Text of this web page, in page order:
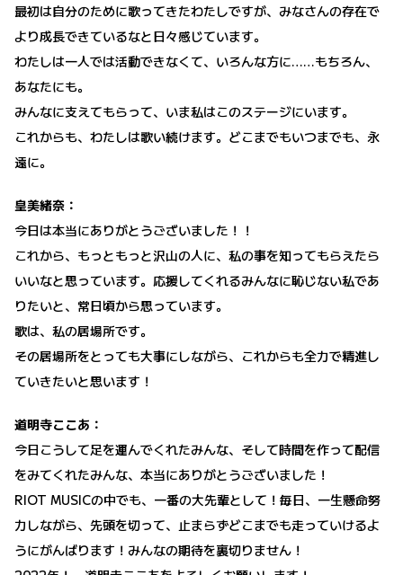
最初は自分のために歌ってきたわたしですが、みなさんの存在で
より成長できているなと日々感じています。
わたしは一人では活動できなくて、いろんな方に……もちろん、
あなたにも。
みんなに支えてもらって、いま私はこのステージにいます。
これからも、わたしは歌い続けます。どこまでもいつまでも、永
遠に。
皇美緒奈：
今日は本当にありがとうございました！！
これから、もっともっと沢山の人に、私の事を知ってもらえたら
いいなと思っています。応援してくれるみんなに恥じない私であ
りたいと、常日頃から思っています。
歌は、私の居場所です。
その居場所をとっても大事にしながら、これからも全力で精進し
ていきたいと思います！
道明寺ここあ：
今日こうして足を運んでくれたみんな、そして時間を作って配信
をみてくれたみんな、本当にありがとうございました！
RIOT MUSICの中でも、一番の大先輩として！毎日、一生懸命努
力しながら、先頭を切って、止まらずどこまでも走っていけるよ
うにがんばります！みんなの期待を裏切りません！